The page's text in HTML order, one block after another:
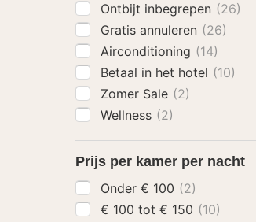
Ontbijt inbegrepen (26)
Gratis annuleren (26)
Airconditioning (14)
Betaal in het hotel (10)
Zomer Sale (2)
Wellness (2)
Prijs per kamer per nacht
Onder € 100 (2)
€ 100 tot € 150 (10)